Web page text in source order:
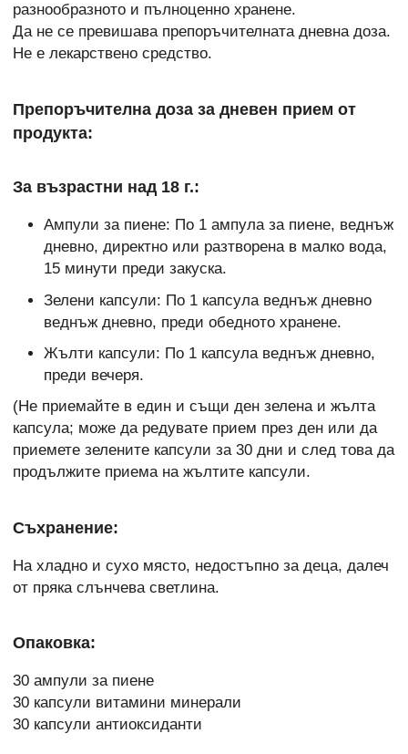
разнообразното и пълноценно хранене.
Да не се превишава препоръчителната дневна доза.
Не е лекарствено средство.
Препоръчителна доза за дневен прием от
продукта:
За възрастни над 18 г.:
Ампули за пиене: По 1 ампула за пиене, веднъж
дневно, директно или разтворена в малко вода,
15 минути преди закуска.
Зелени капсули: По 1 капсула веднъж дневно
веднъж дневно, преди обедното хранене.
Жълти капсули: По 1 капсула веднъж дневно,
преди вечеря.
(Не приемайте в един и същи ден зелена и жълта
капсула; може да редувате прием през ден или да
приемете зелените капсули за 30 дни и след това да
продължите приема на жълтите капсули.
Съхранение:
На хладно и сухо място, недостъпно за деца, далеч
от пряка слънчева светлина.
Опаковка:
30 ампули за пиене
30 капсули витамини минерали
30 капсули антиоксиданти